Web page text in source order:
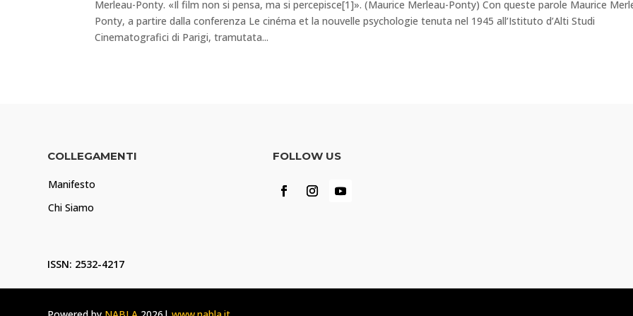
Merleau-Ponty. «Il film non si pensa, ma si percepisce[1]». (Maurice Merleau-Ponty) Con queste parole Maurice
Ponty, a partire dalla conferenza Le cinéma et la nouvelle psychologie tenuta nel 1945 all’Istituto d’Alti Studi
Cinematografici di Parigi, tramutata...
COLLEGAMENTI
Manifesto
Chi Siamo
ISSN: 2532-4217
FOLLOW US